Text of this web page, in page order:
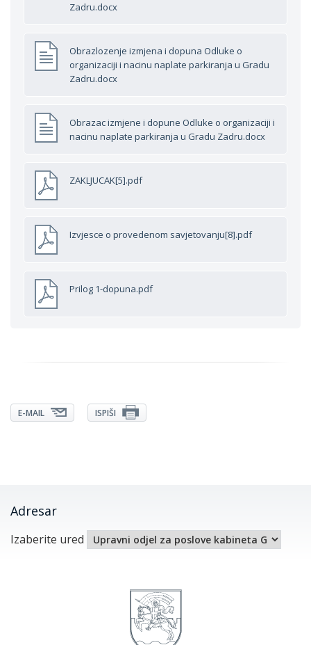
Zadru.docx
Obrazlozenje izmjena i dopuna Odluke o
organizaciji i nacinu naplate parkiranja u Gradu
Zadru.docx
Obrazac izmjene i dopune Odluke o organizaciji i
nacinu naplate parkiranja u Gradu Zadru.docx
ZAKLJUCAK[5].pdf
Izvjesce o provedenom savjetovanju[8].pdf
Prilog 1-dopuna.pdf
E-MAIL ISPIŠI
Adresar
Izaberite ured